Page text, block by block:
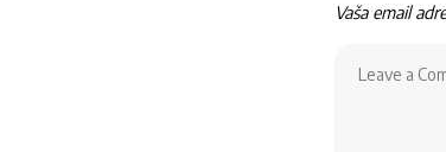
Vaša email